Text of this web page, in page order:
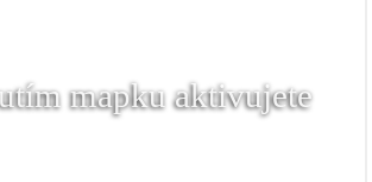
mapku aktivujete